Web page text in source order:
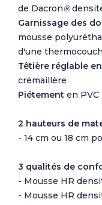
de Dacron®
Garnissage des d
mousse
d'une
Têtière réglable
crémaillère
Piétement en
2 hauteurs de
- 14 cm ou 18 cm
3 qualités de
- Mousse HR
- Mousse HR